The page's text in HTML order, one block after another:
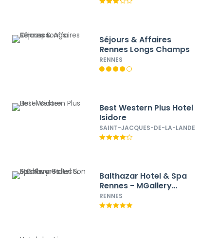
Séjours & Affaires
Rennes Longs Champs
RENNES
Best Western Plus Hotel
Isidore
SAINT-JACQUES-DE-LA-LANDE
Balthazar Hotel & Spa
Rennes - MGallery
Collection
RENNES